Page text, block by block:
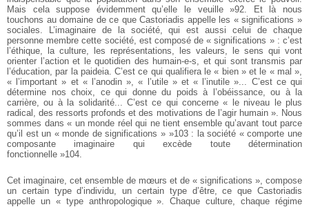
Mais cela suppose évidemment qu’elle le veuille »92. Et là nous
touchons au domaine de ce que Castoriadis appelle les « significations »
sociales. L’imaginaire de la société, qui est aussi celui de chaque
personne membre cette société, est composé de « significations » : c’est
l’éthique, la culture, les représentations, les valeurs, le sens qui vont
orienter l’action et le quotidien des humain-e-s, et qui sont transmis par
l’éducation, par la paideia. C’est ce qui qualifiera le « bien » et le « mal »,
« l’important » et « l’anodin », « l’utile » et « l’inutile »... C’est ce qui
détermine nos choix, ce qui donne du poids à l’obéissance, ou à la
carrière, ou à la solidarité... C’est ce qui concerne « le niveau le plus
radical, des ressorts profonds et des motivations de l’agir humain ». Nous
sommes dans « un monde réel qui ne tient ensemble qu’avant tout parce
qu’il est un « monde de significations » »103 : la société « comporte une
composante imaginaire qui excède toute détermination
fonctionnelle »104.
Cet imaginaire, cet ensemble de mœurs et de « significations », compose
un certain type d’individu, un certain type d’être, ce que Castoriadis
appelle un « type anthropologique ». Chaque culture, chaque régime